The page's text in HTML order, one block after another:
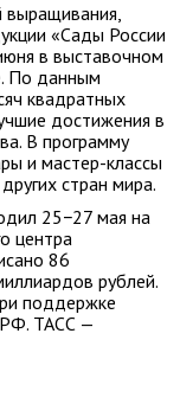
выращивания,
«Сады России
в выставочном
По данным
квадратных
достижения в
В программу
и мастер-классы
стран мира.
25−27 мая на
центра
86
рублей.
поддержке
РФ. ТАСС —